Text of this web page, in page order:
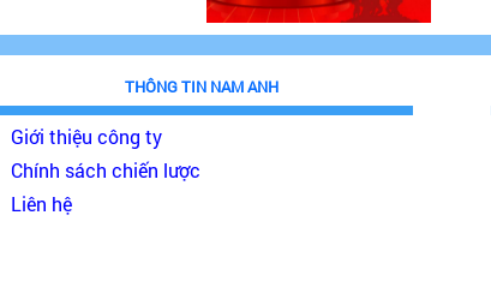
THÔNG TIN NAM ANH
Giới thiệu công ty
Chính sách chiến lược
Liên hệ